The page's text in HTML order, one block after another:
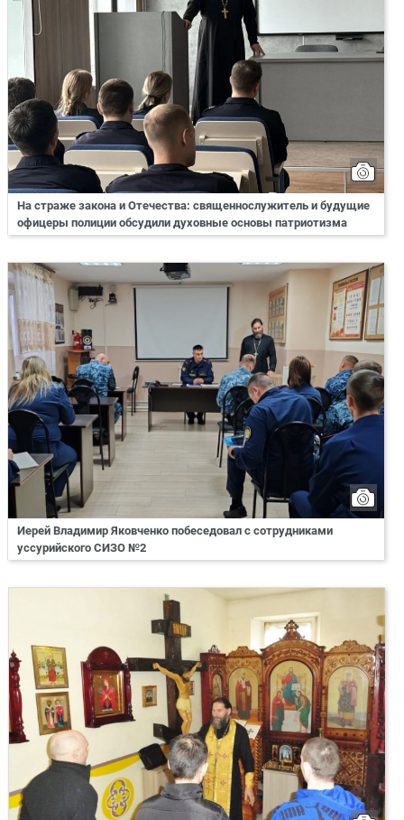
На страже закона и Отечества: священнослужитель и будущие
офицеры полиции обсудили духовные основы патриотизма
Иерей Владимир Яковченко побеседовал с сотрудниками
уссурийского СИЗО №2